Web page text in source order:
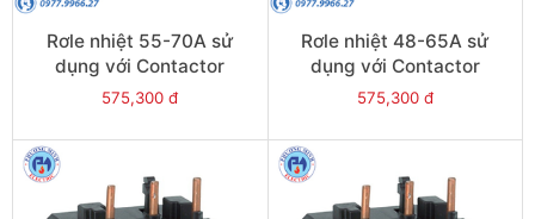
Rơle nhiệt 55-70A sử
dụng với Contactor
LC1E80-E95 - Model
575,300 đ
Rơle nhiệt 48-65A sử
dụng với Contactor
LC1E65-E95 - Model
575,300 đ